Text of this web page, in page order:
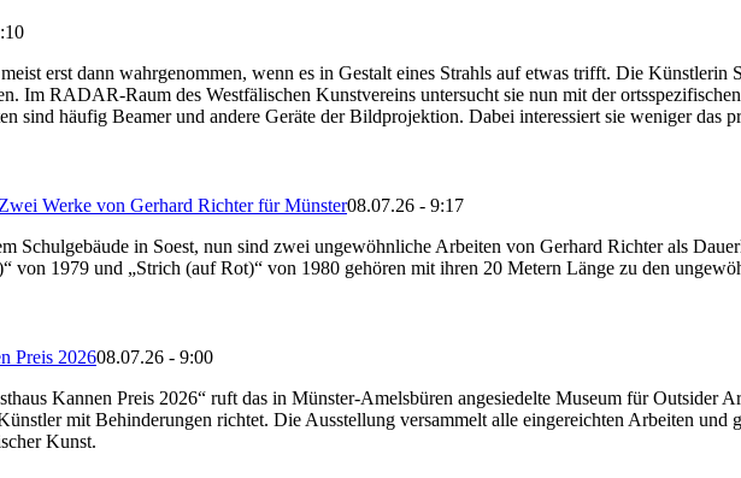
erst dann wahrgenommen, wenn es in Gestalt eines Strahls auf etwas trifft. Die Künstlerin
Im RADAR-Raum des Westfälischen Kunstvereins untersucht sie nun mit der
sind häufig Beamer und andere Geräte der Bildprojektion. Dabei interessiert sie weniger das
Werke von Gerhard Richter für Münster08.07.26 - 9:17
Schulgebäude in Soest, nun sind zwei ungewöhnliche Arbeiten von Gerhard Richter als
von 1979 und „Strich (auf Rot)“ von 1980 gehören mit ihren 20 Metern Länge zu den
Preis 202608.07.26 - 9:00
Kannen Preis 2026“ ruft das in Münster-Amelsbüren angesiedelte Museum für Outsider
mit Behinderungen richtet. Die Ausstellung versammelt alle eingereichten Arbeiten
Kunst.